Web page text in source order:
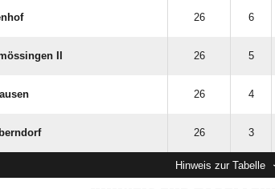
26 6
II 26 5
26 4
26 3
Hinweis zur Tabelle